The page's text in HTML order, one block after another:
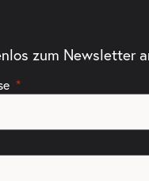
zum Newsletter